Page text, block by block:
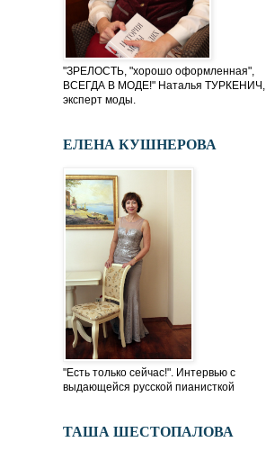
"ЗРЕЛОСТЬ, "хорошо оформленная",
ВСЕГДА В МОДЕ!" Наталья ТУРКЕНИЧ,
эксперт моды.
ЕЛЕНА КУШНЕРОВА
"Есть только сейчас!". Интервью с
выдающейся русской пианисткой
ТАША ШЕСТОПАЛОВА